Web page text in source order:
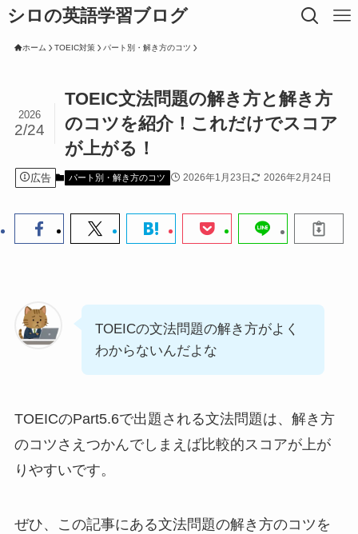
シロの英語学習ブログ
ホーム TOEIC対策 パート別・解き方のコツ
TOEIC文法問題の解き方と解き方
のコツを紹介！これだけでスコア
が上がる！
2026
2/24
広告 パート別・解き方のコツ 2026年1月23日 2026年2月24日
TOEICの文法問題の解き方がよく
わからないんだよな
TOEICのPart5.6で出題される文法問題は、解き方
のコツさえつかんでしまえば比較的スコアが上が
りやすいです。
ぜひ、この記事にある文法問題の解き方のコツを